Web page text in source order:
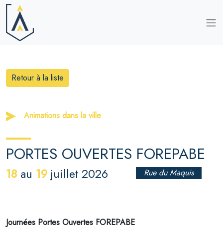
Retour à la liste
Animations dans la ville
PORTES OUVERTES FOREPABE
18 au 19 juillet 2026 Rue du Maquis
Journées Portes Ouvertes FOREPABE